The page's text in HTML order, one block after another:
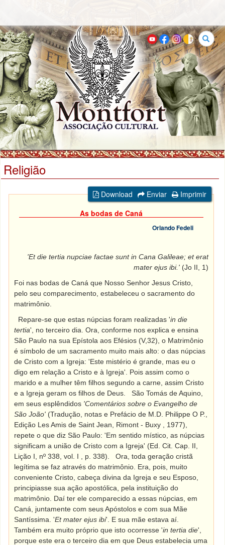
Buscar
Religião
Download Enviar
Imprimir
As bodas de Caná
Orlando Fedeli
'Et die tertia nupciae factae sunt in Cana Galileae; et erat
mater ejus ibi.' (Jo II, 1)
Foi nas bodas de Caná que Nosso Senhor Jesus Cristo,
pelo seu comparecimento, estabeleceu o sacramento do
matrimônio.
Repare-se que estas núpcias foram realizadas 'in die
tertia', no terceiro dia. Ora, conforme nos explica e ensina
São Paulo na sua Epístola aos Efésios (V,32), o Matrimônio
é símbolo de um sacramento muito mais alto: o das núpcias
de Cristo com a Igreja: 'Este mistério é grande, mas eu o
digo em relação a Cristo e à Igreja'. Pois assim como o
marido e a mulher têm filhos segundo a carne, assim Cristo
e a Igreja geram os filhos de Deus.
São Tomás de Aquino,
em seus esplêndidos 'Comentários sobre o Evangelho de
São João' (Tradução, notas e Prefácio de M.D. Philippe O P.,
Edição Les Amis de Saint Jean, Rimont - Buxy , 1977),
repete o que diz São Paulo: 'Em sentido místico, as núpcias
significam a união de Cristo com a Igreja' (Ed. Cit. Cap. II,
Lição I, nº 338, vol. I , p. 338).
Ora, toda geração cristã
legítima se faz através do matrimônio. Era, pois, muito
conveniente Cristo, cabeça divina da Igreja e seu Esposo,
principiasse sua ação apostólica, pela instituição do
matrimônio. Daí ter ele comparecido a essas núpcias, em
Caná, juntamente com seus Apóstolos e com sua Mãe
Santíssima. 'Et mater ejus ibi'. E sua mãe estava aí.
Também era muito próprio que isto ocorresse 'in tertia die',
porque este era o terceiro dia em que Deus estabelecia uma